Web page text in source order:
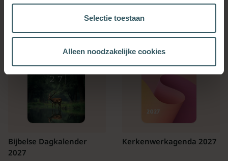
Selectie toestaan
Alleen noodzakelijke cookies
Bijbelse Dagkalender
2027
Kerkenwerkagenda 2027